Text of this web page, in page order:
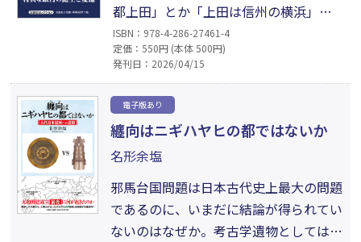
都上田」とか「上田は信州の横浜」と
いわれてきた。“製糸業ならず生死
業”とまで言われた景気変動に左右され
立）銀行だった。八十二銀行の前身で
ある同行の歴史を辿りながら、児童自
由画や農民美術、上田自由大学などの
あらたな文化を生んだ地域の歴史も辿
った一冊。
ISBN：978-4-286-27461-4
定価：550円 (本体 500円)
発刊日：2026/04/15
電子版あり
纏向はニギハヤヒの都ではないか
名形余塩
邪馬台国問題は日本古代史上最大の問題
であるのに、いまだに結論が得られてい
ないのはなぜか。考古学遺物としては質